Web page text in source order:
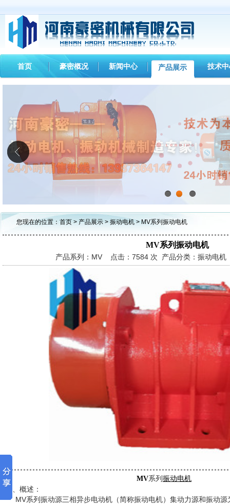
首页 豪密概况 新闻中心 产品展示 技术
您现在的位置： 首页 > 产品展示 > 振动电机 > MV系列振动电机
MV系列振动电机
产品系列：MV 点击： 7584 次 产品分类：振动电
MV系列 振动电机
一、概述：
MV系列振动源三相异步电动机（简称振动电机）集动力源和振动源